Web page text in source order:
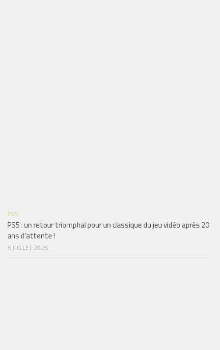
PS5
PS5 : un retour triomphal pour un classique du jeu vidéo après 20
ans d’attente !
6 JUILLET 2026